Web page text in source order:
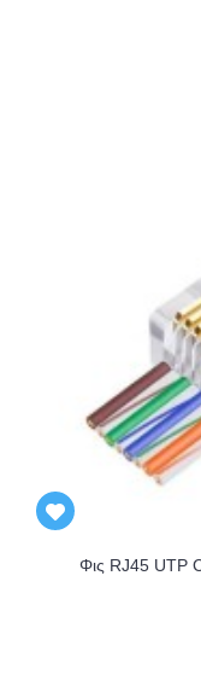
Φις RJ45 UTP